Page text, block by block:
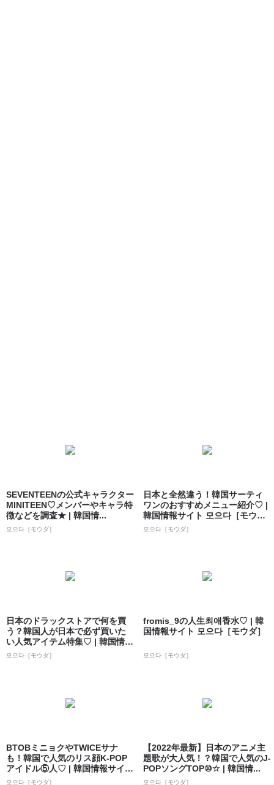
SEVENTEENの公式キャラクター
MINITEEN♡メンバーやキャラ特
徴などを調査★ | 韓国情...
모으다［モウダ］
日本と全然違う！韓国サーティ
ワンのおすすめメニュー紹介♡ |
韓国情報サイト 모으다［モウ
ダ］
모으다［モウダ］
日本のドラックストアで何を買
う？韓国人が日本で必ず買いた
い人気アイテム特集♡ | 韓国情報
サイト ...
모으다［モウダ］
fromis_9の人生최애香水♡ | 韓
国情報サイト 모으다［モウダ］
모으다［モウダ］
BTOBミニョクやTWICEサナ
も！韓国で人気のリス顔K-POP
アイドル⑤人♡ | 韓国情報サイ
ト...
모으다［モウダ］
【2022年最新】日本のアニメ主
題歌が大人気！？韓国で人気のJ-
POPソングTOP⑩☆ | 韓国情...
모으다［モウダ］